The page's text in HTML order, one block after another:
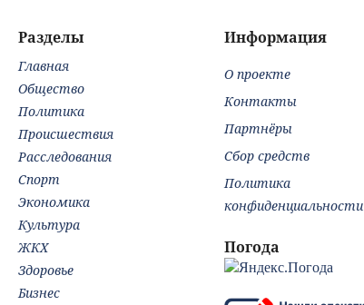
Разделы
Главная
Общество
Политика
Происшествия
Расследования
Спорт
Экономика
Культура
ЖКХ
Здоровье
Бизнес
Информация
О проекте
Контакты
Партнёры
Сбор средств
Политика
конфиденциальности
Погода